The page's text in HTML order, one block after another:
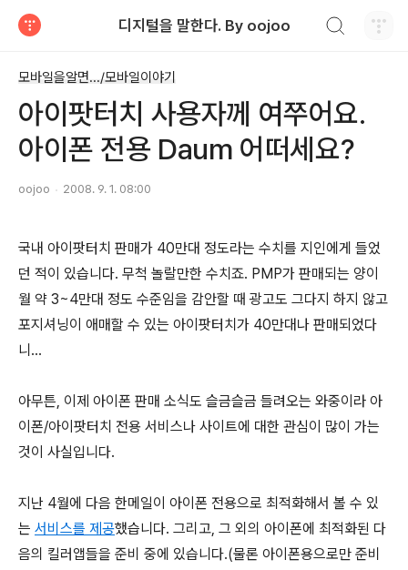
디지털을 말한다. By oojoo
모바일을알면.../모바일이야기
아이팟터치 사용자께 여쭈어요.
아이폰 전용 Daum 어떠세요?
oojoo 2008. 9. 1. 08:00
국내 아이팟터치 판매가 40만대 정도라는 수치를 지인에게 들었
던 적이 있습니다. 무척 놀랄만한 수치죠. PMP가 판매되는 양이
월 약 3~4만대 정도 수준임을 감안할 때 광고도 그다지 하지 않고
포지셔닝이 애매할 수 있는 아이팟터치가 40만대나 판매되었다
니...
아무튼, 이제 아이폰 판매 소식도 슬금슬금 들려오는 와중이라 아
이폰/아이팟터치 전용 서비스나 사이트에 대한 관심이 많이 가는
것이 사실입니다.
지난 4월에 다음 한메일이 아이폰 전용으로 최적화해서 볼 수 있
는 서비스를 제공했습니다. 그리고, 그 외의 아이폰에 최적화된 다
음의 킬러앱들을 준비 중에 있습니다.(물론 아이폰용으로만 준비